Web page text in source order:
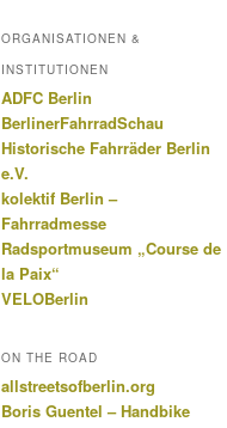
ORGANISATIONEN &
INSTITUTIONEN
ADFC Berlin
BerlinerFahrradSchau
Historische Fahrräder Berlin
e.V.
kolektif Berlin –
Fahrradmesse
Radsportmuseum „Course de
la Paix“
VELOBerlin
ON THE ROAD
allstreetsofberlin.org
Boris Guentel – Handbike